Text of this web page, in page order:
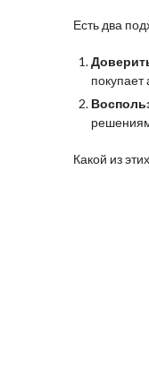
Есть два
Какой из